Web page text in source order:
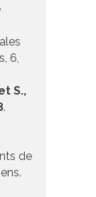
6,
S.,
.
de